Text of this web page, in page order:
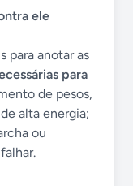
ele
para anotar as
para
de pesos,
alta energia;
ou